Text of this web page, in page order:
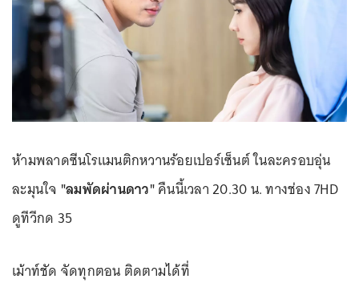
ห้ามพลาดซีนโรแมนติกหวานร้อยเปอร์เซ็นต์ ในละครอบอุ่น
ละมุนใจ "ลมพัดผ่านดาว"คืนนี้เวลา 20.30 น. ทางช่อง 7HD
ดูทีวีกด 35
เม้าท์ชัด จัดทุกตอน ติดตามได้ที่